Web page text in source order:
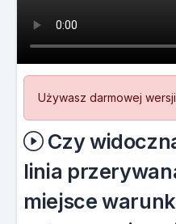
Używasz darmowej
Czy
linia
miejsce